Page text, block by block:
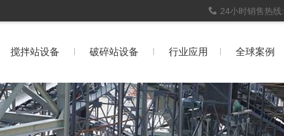
24小时销售热线:
搅拌站设备 破碎站设备 行业应用 全球案例